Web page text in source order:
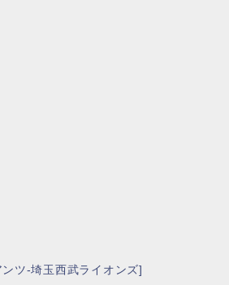
ツ-埼玉西武ライオンズ]